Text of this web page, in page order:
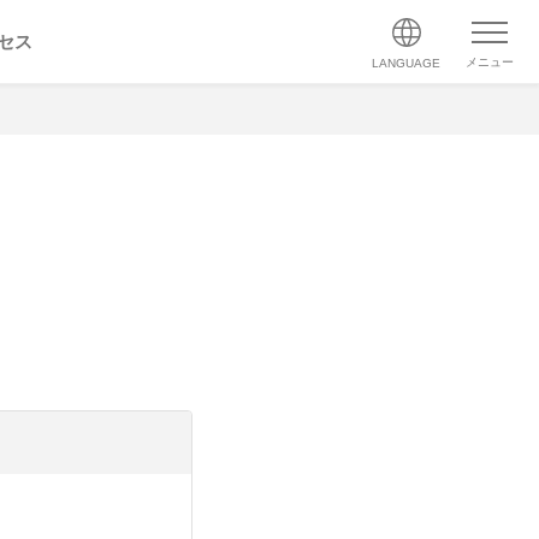
ス
LANGUAGE メニュー